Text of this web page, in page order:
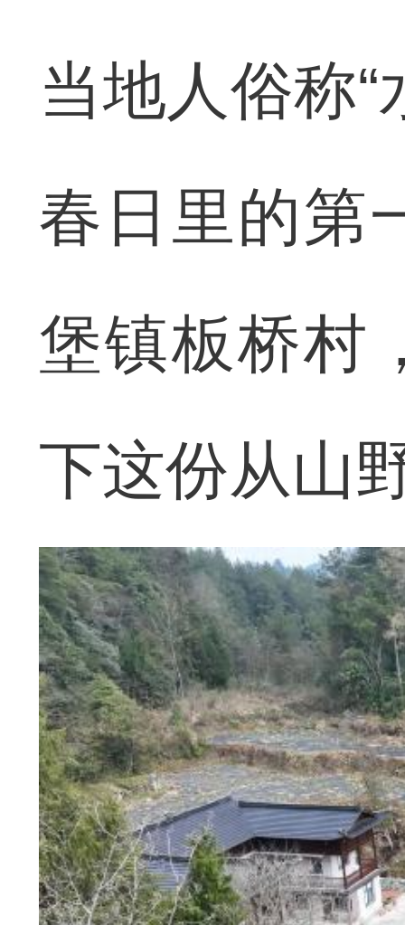
当地人俗称
春日里的第
堡镇板桥村
下这份从山